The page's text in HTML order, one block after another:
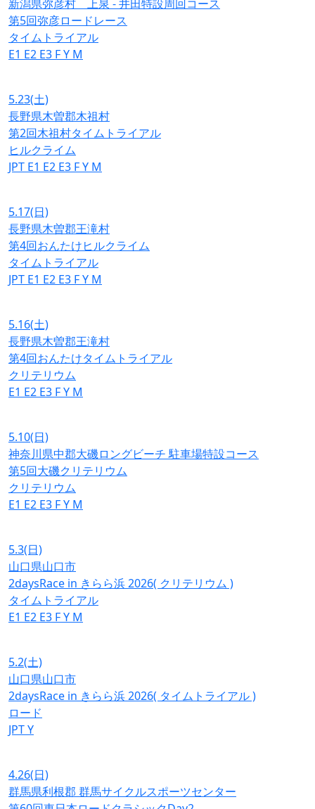
新潟県弥彦村 上泉 - 井田特設周回コース
第5回弥彦ロードレース
タイムトライアル
E1 E2 E3 FY M
5.23(土)
長野県木曽郡木祖村
第2回木祖村タイムトライアル
ヒルクライム
JPT E1 E2 E3 FY M
5.17(日)
長野県木曽郡王滝村
第4回おんたけヒルクライム
タイムトライアル
JPT E1 E2 E3 FY M
5.16(土)
長野県木曽郡王滝村
第4回おんたけタイムトライアル
クリテリウム
E1 E2 E3 FY M
5.10(日)
神奈川県中郡大磯ロングビーチ 駐車場特設コース
第5回大磯クリテリウム
クリテリウム
E1 E2 E3 FY M
5.3(日)
山口県山口市
2daysRace in きらら浜 2026( クリテリウム )
タイムトライアル
E1 E2 E3 FY M
5.2(土)
山口県山口市
2daysRace in きらら浜 2026( タイムトライアル )
ロード
JPTY
4.26(日)
群馬県利根郡 群馬サイクルスポーツセンター